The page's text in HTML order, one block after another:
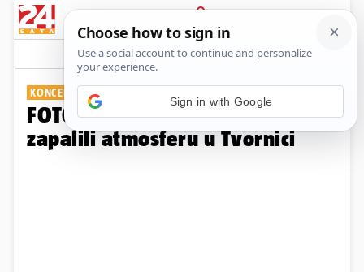
PRIJAVA
Galerija Komentari
KONCERT U ZAGREBU
FOTO Indie rock duo The Kills
zapalili atmosferu u Tvornici
Sign in with Google